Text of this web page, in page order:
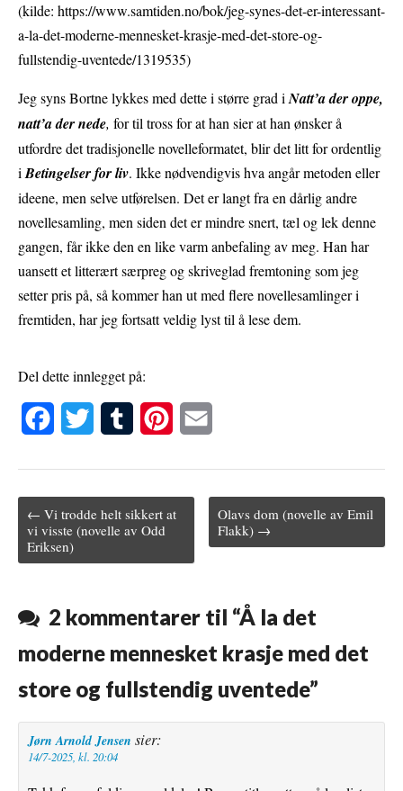
(kilde: https://www.samtiden.no/bok/jeg-synes-det-er-interessant-
a-la-det-moderne-mennesket-krasje-med-det-store-og-
fullstendig-uventede/1319535)
Jeg syns Bortne lykkes med dette i større grad iNatt’a der oppe,
natt’a der nede, for til tross for at han sier at han ønsker å
utfordre det tradisjonelle novelleformatet, blir det litt for ordentlig
iBetingelser for liv. Ikke nødvendigvis hva angår metoden eller
ideene, men selve utførelsen. Det er langt fra en dårlig andre
novellesamling, men siden det er mindre snert, tæl og lek denne
gangen, får ikke den en like varm anbefaling av meg. Han har
uansett et litterært særpreg og skriveglad fremtoning som jeg
setter pris på, så kommer han ut med flere novellesamlinger i
fremtiden, har jeg fortsatt veldig lyst til å lese dem.
Del dette innlegget på:
e
b
o
k
t
r
b
t
e
s
l
Post navigation
← Vi trodde helt sikkert at
vi visste (novelle av Odd
Eriksen)
Olavs dom (novelle av Emil
Flakk) →
2 kommentarer til “Å la det
moderne mennesket krasje med det
store og fullstendig uventede”
Jørn Arnold Jensen sier:
14/7-2025, kl. 20:04